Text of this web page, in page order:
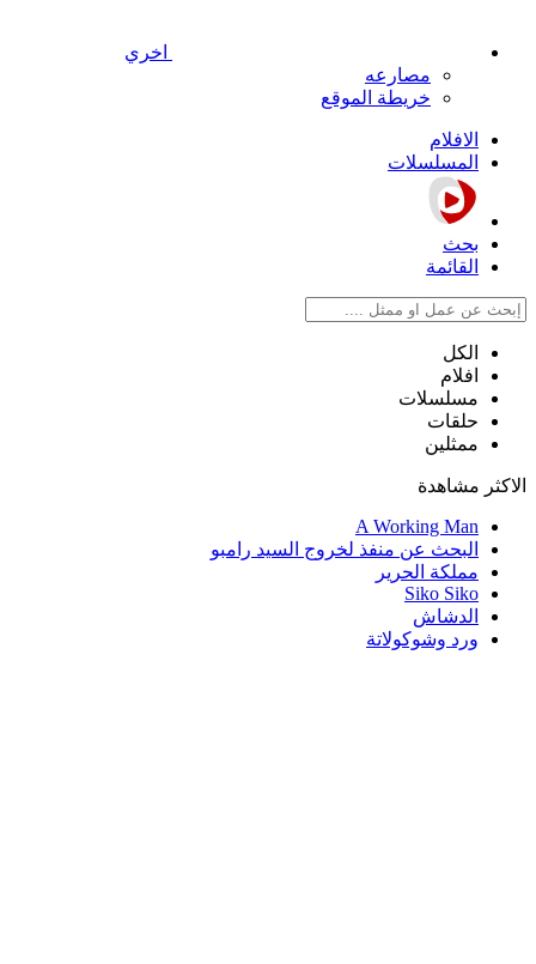
اخري
مصارعه
خريطة الموقع
الافلام
المسلسلات
بحث
القائمة
الكل
افلام
مسلسلات
حلقات
ممثلين
الاكثر مشاهدة
A Working Man
البحث عن منفذ لخروج السيد رامبو
مملكة الحرير
Siko Siko
الدشاش
ورد وشوكولاتة